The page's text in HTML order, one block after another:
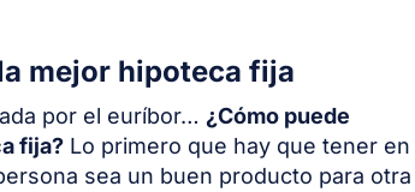
mejor hipoteca fija
por el euríbor… ¿Cómo puede
fija? Lo primero que hay que tener en
sea un buen producto para otra